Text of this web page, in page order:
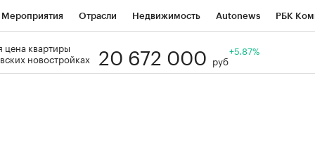
Мероприятия Отрасли Недвижимость Autonews РБК
Визионеры
цена квартиры
новостройках
20 672 000 руб
+5.87%